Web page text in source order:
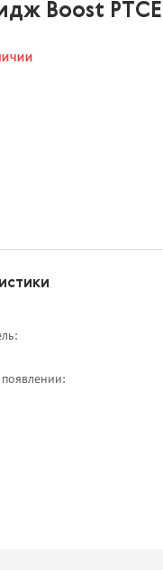
Boost